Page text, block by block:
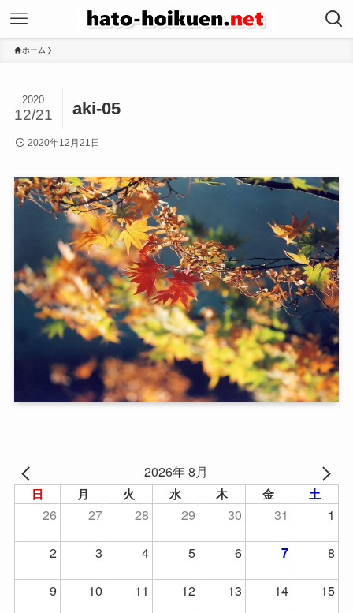
ホーム
aki-05
2020
12/21
2020年12月21日
2026年 8月
日 月 火 水 木 金 土
26 27 28 29 30 31
1
2
3 4 5 6 7
8
9
10 11 12 13 14
15